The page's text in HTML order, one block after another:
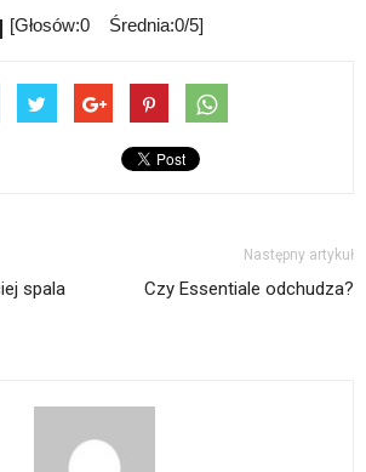
[Głosów:0 Średnia:0/5]
spala
Następny artykuł
Czy Essentiale odchudza?